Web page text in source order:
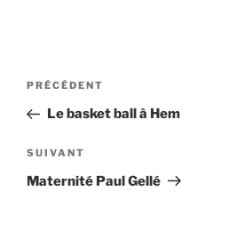
Navigation
l’article
Article
précédent
PRÉCÉDENT
Le basket ball à Hem
Article
suivant
SUIVANT
Maternité Paul Gellé